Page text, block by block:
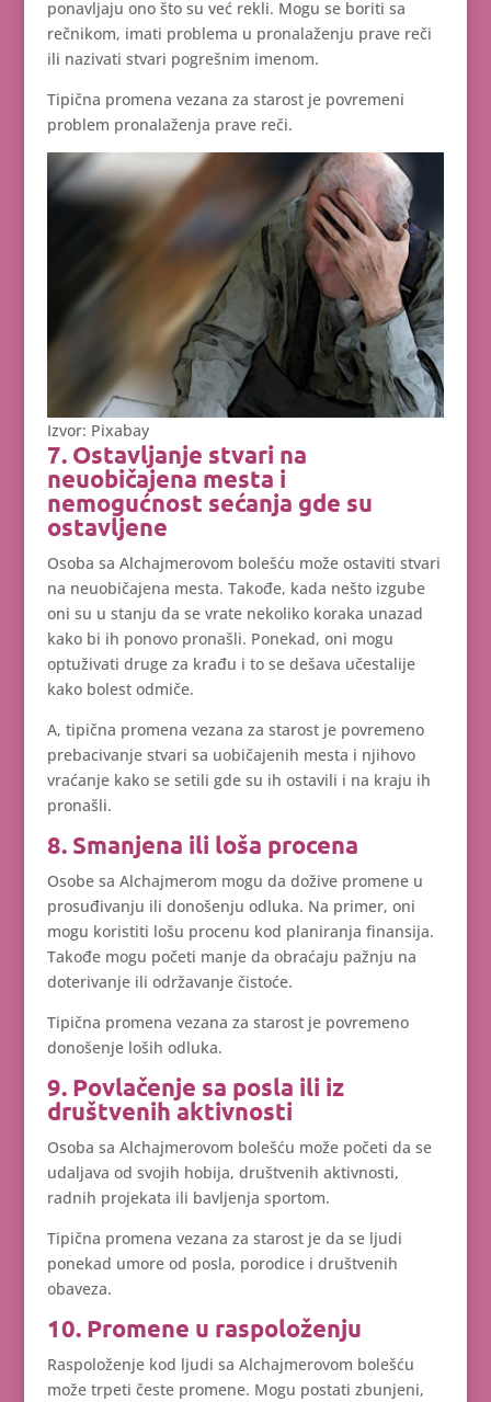
ponavljaju ono što su već rekli. Mogu se boriti sa
rečnikom, imati problema u pronalaženju prave reči
ili nazivati stvari pogrešnim imenom.
Tipična promena vezana za starost je povremeni
problem pronalaženja prave reči.
Izvor: Pixabay
7. Ostavljanje stvari na
neuobičajena mesta i
nemogućnost sećanja gde su
ostavljene
Osoba sa Alchajmerovom bolešću može ostaviti stvari
na neuobičajena mesta. Takođe, kada nešto izgube
oni su u stanju da se vrate nekoliko koraka unazad
kako bi ih ponovo pronašli. Ponekad, oni mogu
optuživati druge za krađu i to se dešava učestalije
kako bolest odmiče.
A, tipična promena vezana za starost je povremeno
prebacivanje stvari sa uobičajenih mesta i njihovo
vraćanje kako se setili gde su ih ostavili i na kraju ih
pronašli.
8. Smanjena ili loša procena
Osobe sa Alchajmerom mogu da dožive promene u
prosuđivanju ili donošenju odluka. Na primer, oni
mogu koristiti lošu procenu kod planiranja finansija.
Takođe mogu početi manje da obraćaju pažnju na
doterivanje ili održavanje čistoće.
Tipična promena vezana za starost je povremeno
donošenje loših odluka.
9. Povlačenje sa posla ili iz
društvenih aktivnosti
Osoba sa Alchajmerovom bolešću može početi da se
udaljava od svojih hobija, društvenih aktivnosti,
radnih projekata ili bavljenja sportom.
Tipična promena vezana za starost je da se ljudi
ponekad umore od posla, porodice i društvenih
obaveza.
10. Promene u raspoloženju
Raspoloženje kod ljudi sa Alchajmerovom bolešću
može trpeti česte promene. Mogu postati zbunjeni,